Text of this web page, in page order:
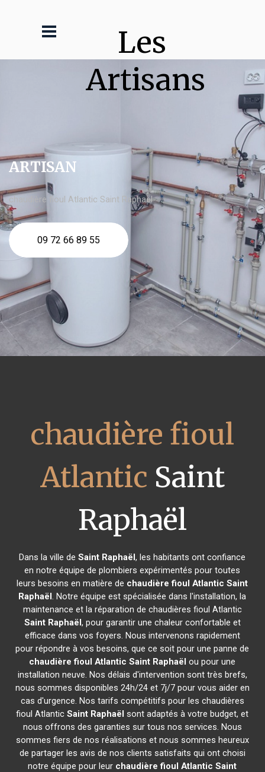
Les
Artisans
ARTISAN
chaudière fioul Atlantic Saint Raphaël
09 72 66 89 55
chaudière fioul
Atlantic Saint
Raphaël
Dans la ville deSaint Raphaël, les habitants ont confiance
en notre équipe de plombiers expérimentés pour toutes
leurs besoins en matière de chaudière fioul Atlantic Saint
Raphaël. Notre équipe est spécialisée dans l'installation, la
maintenance et la réparation de chaudières fioul Atlantic
Saint Raphaël, pour garantir une chaleur confortable et
efficace dans vos foyers. Nous intervenons rapidement
pour répondre à vos besoins, que ce soit pour une panne de
chaudière fioul Atlantic Saint Raphaël ou pour une
installation neuve. Nos délais d'intervention sont très brefs,
nous sommes disponibles 24h/24 et 7j/7 pour vous aider en
cas d'urgence. Nos tarifs compétitifs pour les chaudières
fioul AtlanticSaint Raphaël sont adaptés à votre budget, et
nous offrons des garanties sur tous nos services. Nous
sommes fiers de nos réalisations et nous sommes heureux
de partager les avis de nos clients satisfaits qui ont choisi
notre équipe pour leur chaudière fioul Atlantic Saint